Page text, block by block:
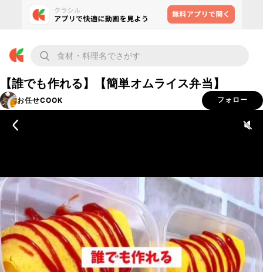
【誰でも作れる】【簡単オムライス弁当】
お任せCOOK フォロー